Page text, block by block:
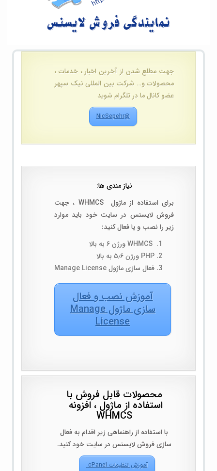
جهت مطلع شدن از آخرین اخبار ، خدمات ،
محصولات و… شرکت بین المللی نیک سپهر
عضو کانال ما در تلگرام شوید
@NicSepehr
نیاز مندی ها:
برای استفاده از ماژول WHMCS ، جهت
فروش لایسنس در سایت خود باید موارد
زیر را نصب و یا فعال کنید:
PHP ورژن ۵٫۶ به بالا
فعال سازی ماژول Manage License
آموزش نصب و فعال
سازی ماژول Manage
License
محصولات قابل فروش با
استفاده از ماژول ، افزونه
WHMCS
با استفاده از راهنماهی زیر اقدام به فعال
سازی فروش لایسنس در سایت خود کنید.
آموزش تنظیمات cPanel